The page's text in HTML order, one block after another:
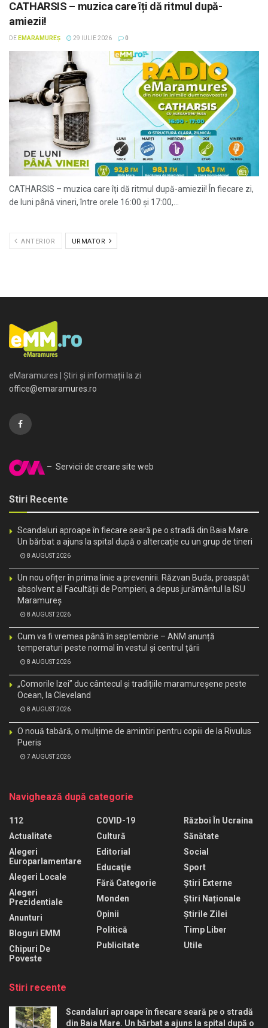
CATHARSIS – muzica care îți dă ritmul după-
amiezii!
DE EMARAMUREȘ 29 IULIE 2026 0
CATHARSIS – muzica care îți dă ritmul după-amiezii! În fiecare zi,
de luni până vineri, între orele 16:00 și 17:00,...
ANTERIOR URMATOR
eMaramures | Știri și informații la zi
office@emaramures.ro
– Servicii de creare site web
Stiri Recente
Scandaluri aproape în fiecare seară pe o stradă din Baia Mare.
Un bărbat a ajuns la spital după o altercație cu un grup de tineri
8 AUGUST 2026
Un nou ofițer în prima linie a prevenirii. Răzvan Buda, proaspăt
absolvent al Facultății de Pompieri, a depus jurământul la ISU
Maramureș
8 AUGUST 2026
Cum va fi vremea până în septembrie – ANM anunță
temperaturi peste normal în vestul și centrul țării
8 AUGUST 2026
„Comorile Izei” duc cântecul și tradițiile maramureșene peste
Ocean, la Cleveland
8 AUGUST 2026
O nouă tabără, o mulțime de amintiri pentru copiii de la Rivulus
Pueris
7 AUGUST 2026
Navighează după categorie
112
Actualitate
Alegeri
Europarlamentare
Alegeri Locale
Alegeri
Prezidentiale
Anunturi
Bloguri EMM
Chipuri De
Poveste
COVID-19
Cultură
Editorial
Educaţie
Fără Categorie
Monden
Opinii
Politică
Publicitate
Război În Ucraina
Sănătate
Social
Sport
Știri Externe
Știri Naționale
Știrile Zilei
Timp Liber
Utile
Stiri recente
Scandaluri aproape în fiecare seară pe o stradă
din Baia Mare. Un bărbat a ajuns la spital după o